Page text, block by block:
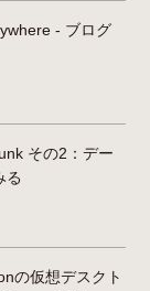
- ブログ
その2：デー
る
の仮想デスクト